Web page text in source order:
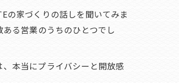
の家づくりの話しを聞いてみま
る営業のうちのひとつでし
本当にプライバシーと開放感